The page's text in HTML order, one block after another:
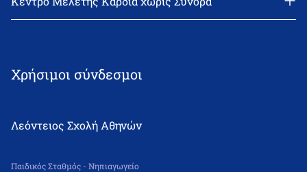
email: info@leonteiosns.gr
Χρήσιμοι σύνδεσμοι
Λεόντειος Σχολή Αθηνών
Παιδικός Σταθμός - Νηπιαγωγείο